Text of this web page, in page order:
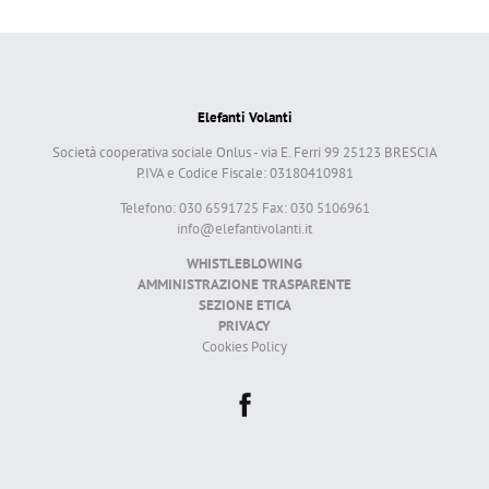
Elefanti Volanti
Società cooperativa sociale Onlus - via E. Ferri 99 25123 BRESCIA
P.IVA e Codice Fiscale: 03180410981
Telefono: 030 6591725 Fax: 030 5106961
info@elefantivolanti.it
WHISTLEBLOWING
AMMINISTRAZIONE TRASPARENTE
SEZIONE ETICA
PRIVACY
Cookies Policy